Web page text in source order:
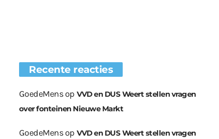
Recente reacties
GoedeMensop VVD en DUS Weert stellen vragen
over fonteinen Nieuwe Markt
GoedeMensop VVD en DUS Weert stellen vragen